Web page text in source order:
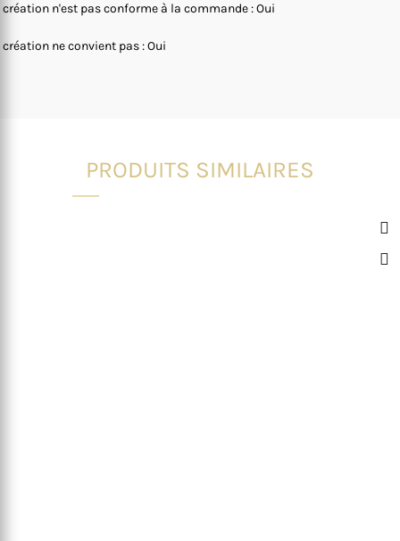
création n'est pas conforme à la commande : Oui
création ne convient pas : Oui
PRODUITS SIMILAIRES